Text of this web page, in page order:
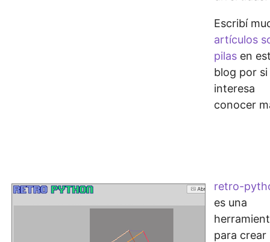
Escribí
artículos
pilas en
blog por
interesa
conocer
retro-
es una
para crear